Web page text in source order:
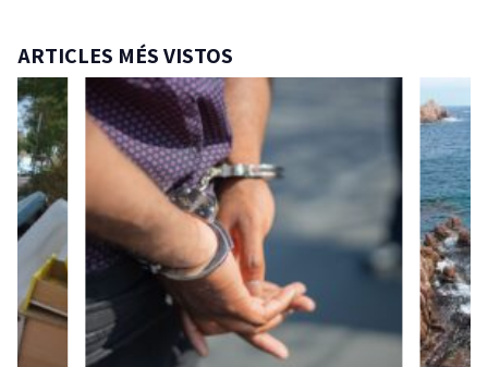
ARTICLES MÉS VISTOS